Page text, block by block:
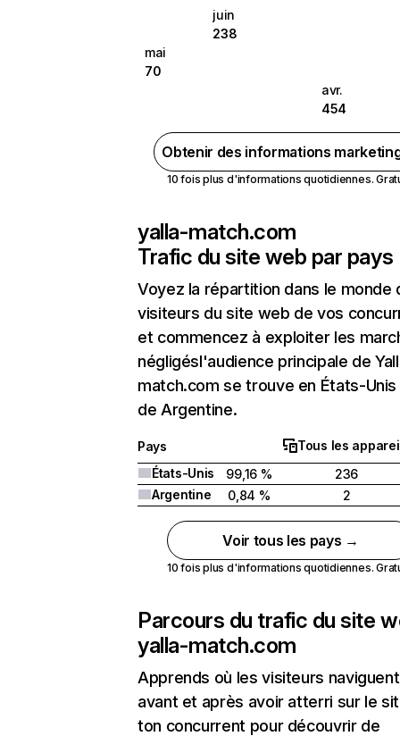
juin
238
mai
70
avr.
454
Obtenir des informations
10 fois plus d'informations quotidiennes.
yalla-match.com
Trafic du site web par pays
Voyez la répartition dans le monde
visiteurs du site web de vos
et commencez à exploiter les
négligésl'audience principale de
match.com se trouve en États-Unis
de Argentine.
Pays
Tous les
États-Unis
99,16 %
236
Argentine
0,84 % 2
Voir tous les pays →
10 fois plus d'informations quotidiennes.
Parcours du trafic du site
yalla-match.com
Apprends où les visiteurs naviguent
avant et après avoir atterri sur le
ton concurrent pour découvrir de